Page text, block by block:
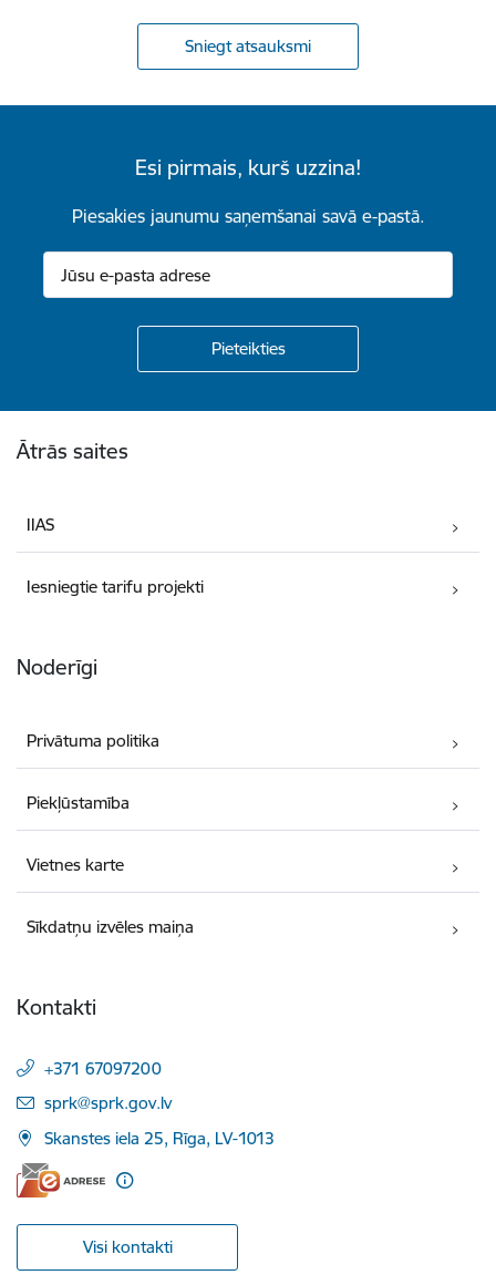
Sniegt atsauksmi
Esi pirmais, kurš uzzina!
Piesakies jaunumu saņemšanai savā e-pastā.
Ātrās saites
IIAS
Iesniegtie tarifu projekti
Noderīgi
Privātuma politika
Piekļūstamība
Vietnes karte
Sīkdatņu izvēles maiņa
Kontakti
+371 67097200
E-pasts:
sprk@sprk.gov.lv
Skanstes iela 25, Rīga, LV-1013
Visi kontakti